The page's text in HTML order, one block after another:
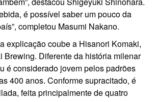
é possível saber um pouco da
completou Masumi Nakano.
explicação coube a Hisanori Komaki,
Brewing. Diferente da história milenar
é considerado jovem pelos padrões
400 anos. Conforme supracitado, é
feita principalmente de quatro